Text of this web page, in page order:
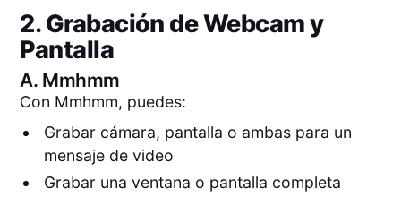
2. Grabación de Webcam y
Pantalla
A. Mmhmm
Con Mmhmm, puedes:
Grabar cámara, pantalla o ambas para un
mensaje de video
Grabar una ventana o pantalla completa